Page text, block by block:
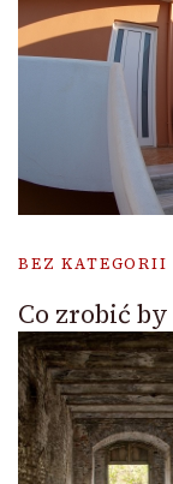
BEZ KATEGORII
Co zrobić